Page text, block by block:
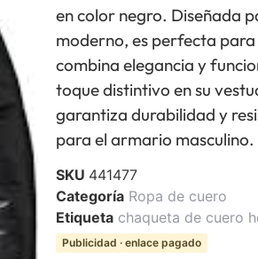
en color negro. Diseñada
moderno, es perfecta
combina elegancia y
toque distintivo en su
garantiza durabilidad y
para el armario masculino.
SKU 441477
Categoría Ropa de cuero
Etiqueta chaqueta de cuero
Publicidad · enlace pagado